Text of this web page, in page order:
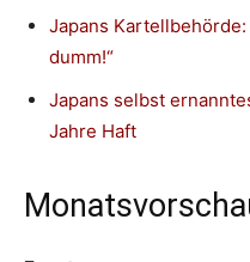
Japans
dumm!“
Japans selbst
Jahre Haft